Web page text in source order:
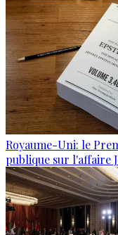
Royaume-Uni: le
publique sur l'affaire